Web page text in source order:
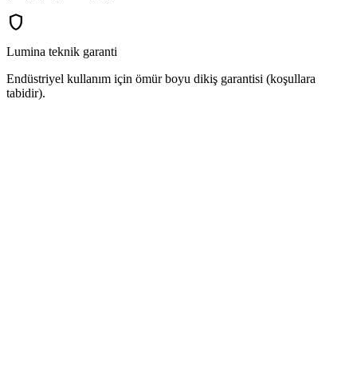
shield
Lumina teknik garanti
Endüstriyel kullanım için ömür boyu dikiş garantisi (koşullara
tabidir).